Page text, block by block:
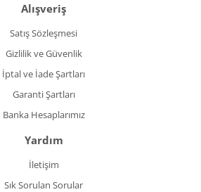
Alışveriş
Satış Sözleşmesi
Gizlilik ve Güvenlik
İptal ve İade Şartları
Garanti Şartları
Banka Hesaplarımız
Yardım
İletişim
Sık Sorulan Sorular